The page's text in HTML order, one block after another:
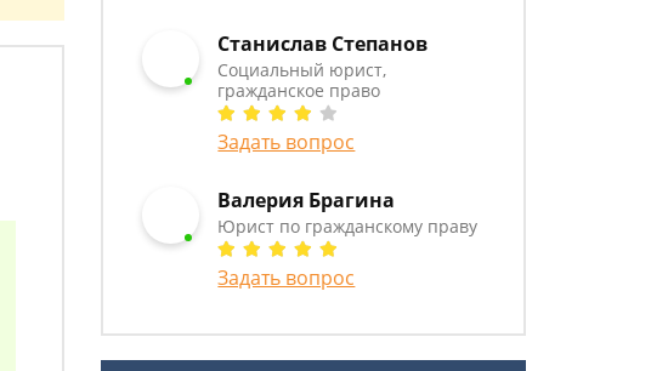
Станислав Степанов
Социальный юрист,
гражданское право
Задать вопрос
Валерия Брагина
Юрист по гражданскому праву
Задать вопрос